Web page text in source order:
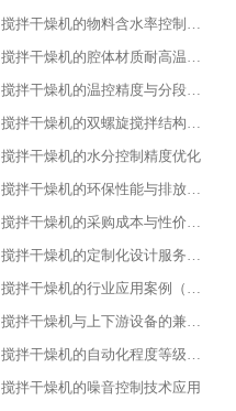
搅拌干燥机的物料含水率控制精度
搅拌干燥机的腔体材质耐高温性能指标
搅拌干燥机的温控精度与分段控温技术
搅拌干燥机的双螺旋搅拌结构设计原理
搅拌干燥机的水分控制精度优化​
搅拌干燥机的环保性能与排放标准​
搅拌干燥机的采购成本与性价比评估​
搅拌干燥机的定制化设计服务范围​
搅拌干燥机的行业应用案例（食品行业）
搅拌干燥机与上下游设备的兼容适配​
搅拌干燥机的自动化程度等级划分​
搅拌干燥机的噪音控制技术应用​